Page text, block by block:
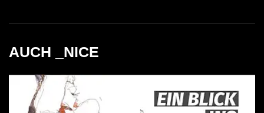
AUCH _NICE